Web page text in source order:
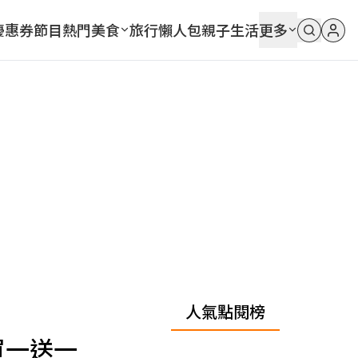
惠券節目熱門美食 旅行懶人包親子生活更多
送一
人氣點閱榜